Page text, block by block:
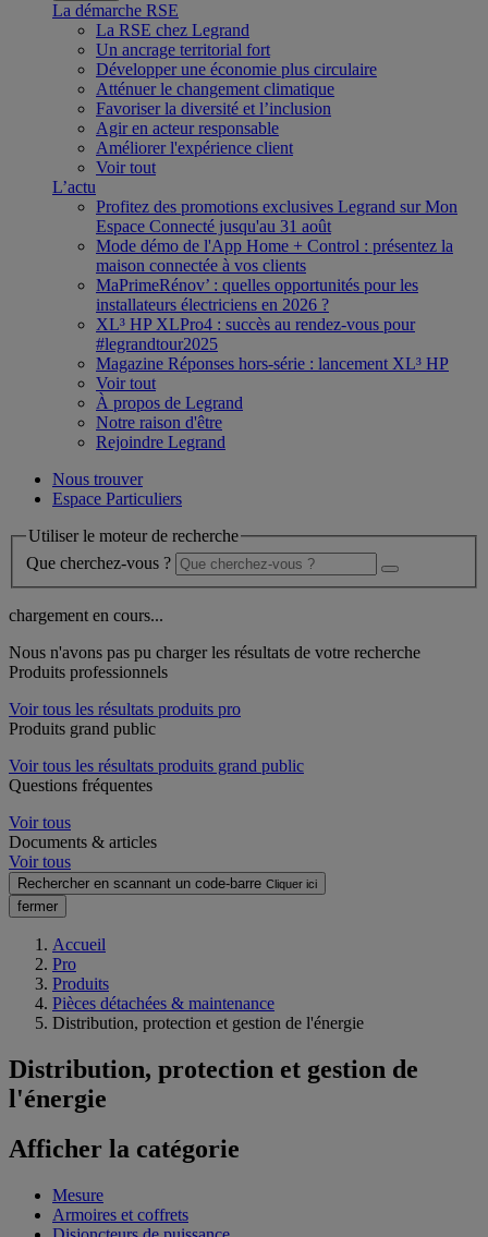
La démarche RSE
La RSE chez Legrand
Un ancrage territorial fort
Développer une économie plus circulaire
Atténuer le changement climatique
Favoriser la diversité et l’inclusion
Agir en acteur responsable
Améliorer l'expérience client
Voir tout
L’actu
Profitez des promotions exclusives Legrand sur Mon
Espace Connecté jusqu'au 31 août
Mode démo de l'App Home + Control : présentez la
maison connectée à vos clients
MaPrimeRénov’ : quelles opportunités pour les
installateurs électriciens en 2026 ?
XL³ HP XLPro4 : succès au rendez-vous pour
#legrandtour2025
Magazine Réponses hors-série : lancement XL³ HP
Voir tout
À propos de Legrand
Notre raison d'être
Rejoindre Legrand
Nous trouver
Espace Particuliers
Utiliser le moteur de recherche
Que cherchez-vous ?
chargement en cours...
Nous n'avons pas pu charger les résultats de votre recherche
Produits professionnels
Voir tous les résultats produits pro
Produits grand public
Voir tous les résultats produits grand public
Questions fréquentes
Voir tous
Documents & articles
Voir tous
Rechercher en scannant un code-barre Cliquer ici
fermer
Accueil
Pro
Produits
Pièces détachées & maintenance
Distribution, protection et gestion de l'énergie
Distribution, protection et gestion de
l'énergie
Afficher la catégorie
Mesure
Armoires et coffrets